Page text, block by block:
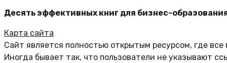
Десять эффективных книг для бизнес-
Карта сайта
Сайт является полностью открытым ресурсом, где
Иногда бывает так, что пользователи не указывают